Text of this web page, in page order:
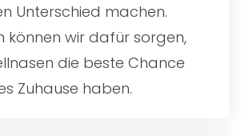
Unterschied machen.
können wir dafür sorgen,
die beste Chance
Zuhause haben.